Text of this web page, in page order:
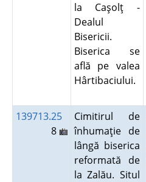
la Caşolţ -
Dealul
Bisericii.
Biserica se
află pe valea
Hârtibaciului.
139713.25
8
Cimitirul de
înhumaţie de
lângă biserica
reformată de
la Zalău. Situl